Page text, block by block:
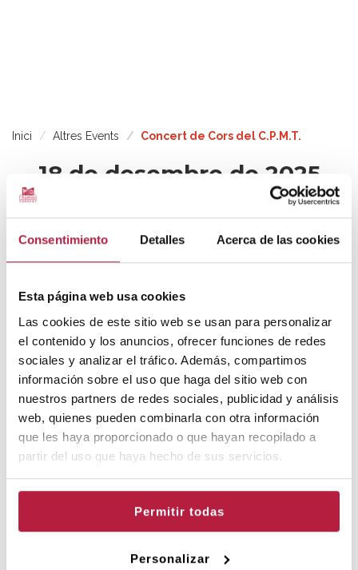
Consentimiento Detalles Acerca de las cookies
Esta página web usa cookies
Las cookies de este sitio web se usan para personalizar
el contenido y los anuncios, ofrecer funciones de redes
sociales y analizar el tráfico. Además, compartimos
información sobre el uso que haga del sitio web con
nuestros partners de redes sociales, publicidad y análisis
web, quienes pueden combinarla con otra información
que les haya proporcionado o que hayan recopilado a
partir del uso que haya hecho de sus servicios.
Permitir todas
Personalizar
Inici Altres Events Concert de Cors del C.P.M.T.
18 de desembre de 2025
CONCERT DE CORS DEL C.P.M.T.
Entrada gratuïta. Entrega d'invitacions als alumnes al C.P.M.T.
jueves 18 de diciembre de 2025 - 19 h